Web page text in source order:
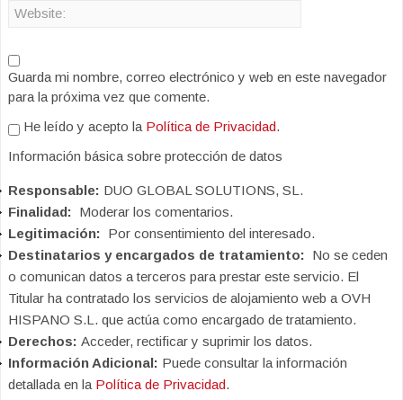
Guarda mi nombre, correo electrónico y web en este navegador
para la próxima vez que comente.
He leído y acepto la Política de Privacidad.
Información básica sobre protección de datos
Responsable: DUO GLOBAL SOLUTIONS, SL.
Finalidad: Moderar los comentarios.
Legitimación: Por consentimiento del interesado.
Destinatarios y encargados de tratamiento: No se ceden
o comunican datos a terceros para prestar este servicio. El
Titular ha contratado los servicios de alojamiento web a OVH
HISPANO S.L. que actúa como encargado de tratamiento.
Derechos: Acceder, rectificar y suprimir los datos.
Información Adicional: Puede consultar la información
detallada en la Política de Privacidad.